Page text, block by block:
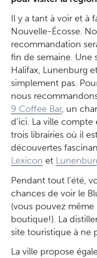
Il y a tant à voir et à
Nouvelle-Écosse.
recommandation
fin de semaine. Une
Halifax, Lunenburg
simplement pas.
nous
9 Coffee Bar, un
d’ici. La ville
trois librairies où il
découvertes
Lexicon et
Pendant tout l’été,
chances de voir le
(vous pouvez même
boutique!). La
site touristique à ne
La ville propose